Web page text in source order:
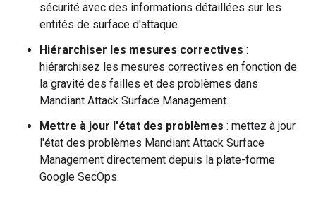
sécurité avec des informations détaillées sur les
entités de surface d'attaque.
Hiérarchiser les mesures correctives :
hiérarchisez les mesures correctives en fonction de
la gravité des failles et des problèmes dans
Mandiant Attack Surface Management.
Mettre à jour l'état des problèmes : mettez à jour
l'état des problèmes Mandiant Attack Surface
Management directement depuis la plate-forme
Google SecOps.